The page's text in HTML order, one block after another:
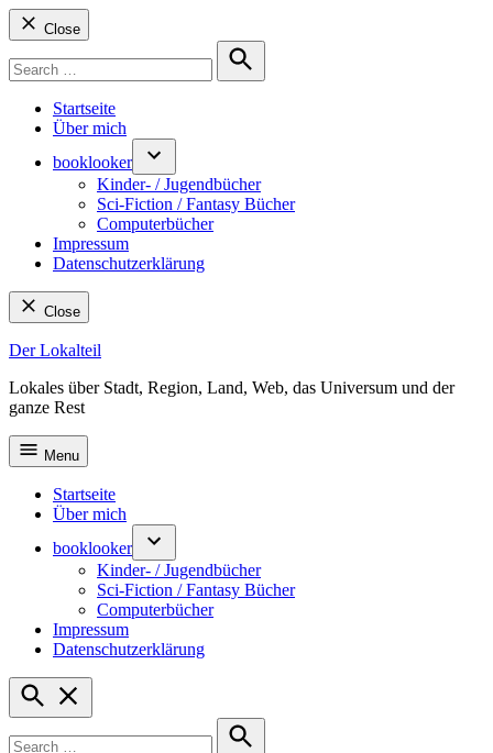
Close
for:
Search
Startseite
Über mich
booklooker
Kinder- / Jugendbücher
Sci-Fiction / Fantasy Bücher
Computerbücher
Impressum
Datenschutzerklärung
Close
Skip
content
Der Lokalteil
Lokales über Stadt, Region, Land, Web, das Universum und der
ganze Rest
Menu
Startseite
Über mich
booklooker
Kinder- / Jugendbücher
Sci-Fiction / Fantasy Bücher
Computerbücher
Impressum
Datenschutzerklärung
Open
Search
for: